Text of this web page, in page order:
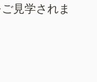
見学されま